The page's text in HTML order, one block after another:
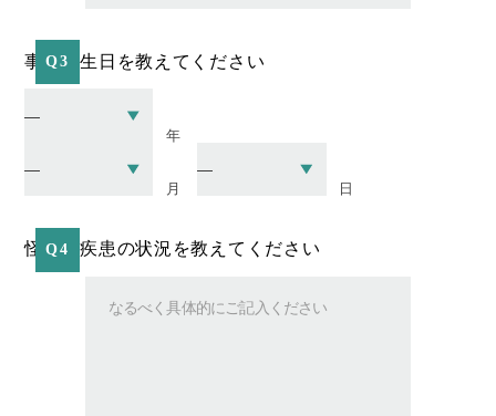
Q3
事故発生日を教えてください
年
月 日
Q4
怪我・疾患の状況を教えてください